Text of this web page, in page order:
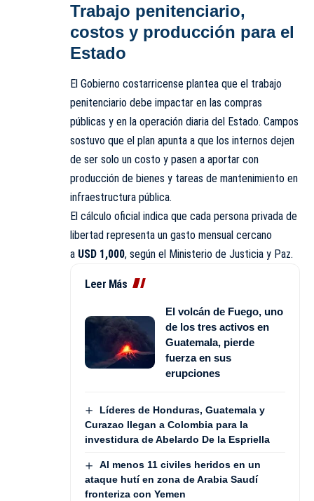
Trabajo penitenciario,
costos y producción para el
Estado
El Gobierno costarricense plantea que el trabajo
penitenciario debe impactar en las compras
públicas y en la operación diaria del Estado. Campos
sostuvo que el plan apunta a que los internos dejen
de ser solo un costo y pasen a aportar con
producción de bienes y tareas de mantenimiento en
infraestructura pública.
El cálculo oficial indica que cada persona privada de
libertad representa un gasto mensual cercano
a USD 1,000, según el Ministerio de Justicia y Paz.
Leer Más
El volcán de Fuego, uno
de los tres activos en
Guatemala, pierde
fuerza en sus
erupciones
Líderes de Honduras, Guatemala y
Curazao llegan a Colombia para la
investidura de Abelardo De la Espriella
Al menos 11 civiles heridos en un
ataque hutí en zona de Arabia Saudí
fronteriza con Yemen